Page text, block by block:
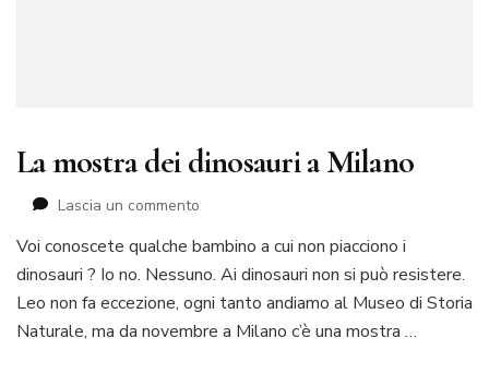
La mostra dei dinosauri a Milano
Lascia un commento
mostra
dei
dinosauri
a
Milano
Voi conoscete qualche bambino a cui non piacciono i
dinosauri ? Io no. Nessuno. Ai dinosauri non si può resistere.
Leo non fa eccezione, ogni tanto andiamo al Museo di Storia
Naturale, ma da novembre a Milano c’è una mostra …